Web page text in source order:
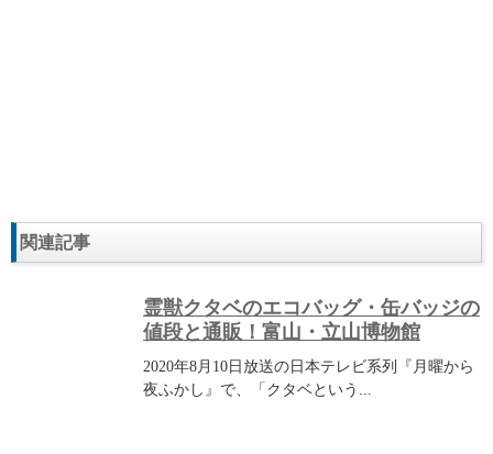
関連記事
霊獣クタベのエコバッグ・缶バッジの
値段と通販！富山・立山博物館
2020年8月10日放送の日本テレビ系列『月曜から
夜ふかし』で、「クタベという...